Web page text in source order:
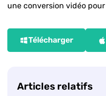
une conversion vidéo
Télécharger
Articles relatifs